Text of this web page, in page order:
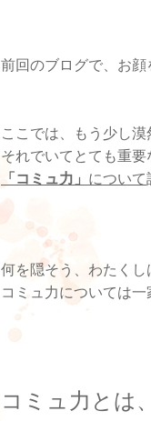
前回のブログで、お顔
ここでは、もう少し漠
それでいてとても重要
「コミュ力」 について
何を隠そう、わたくし
コミュ力については
コミュ力とは